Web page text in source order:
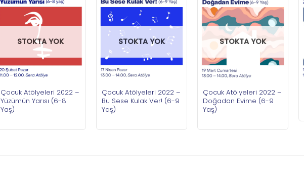
STOKTA YOK
Çocuk Atölyeleri 2022 –
Yüzümün Yarısı (6-8
Yaş)
STOKTA YOK
Çocuk Atölyeleri 2022 –
Bu Sese Kulak Ver! (6-9
Yaş)
STOKTA YOK
Çocuk Atölyeleri 2022 –
Doğadan Evime (6-9
Yaş)